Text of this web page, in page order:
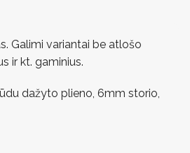
Galimi variantai be atlošo
ir kt. gaminius.
dažyto plieno, 6mm storio,